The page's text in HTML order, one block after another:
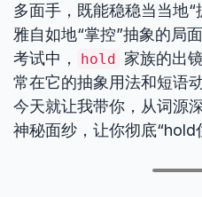
多面手，既能稳稳当当地
雅自如地“掌控”抽象的局
考试中，
hold 家族的出
常在它的抽象用法和短语
今天就让我带你，从词源
神秘面纱，让你彻底“hold